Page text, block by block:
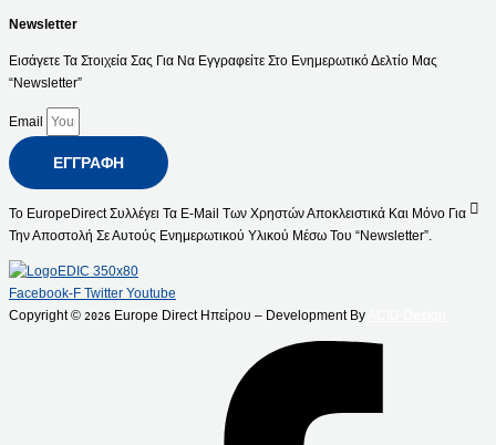
Newsletter
Εισάγετε Τα Στοιχεία Σας Για Να Εγγραφείτε Στο Ενημερωτικό Δελτίο Μας
“Newsletter”
Email
ΕΓΓΡΑΦΉ
Το EuropeDirect Συλλέγει Τα E-Mail Των Χρηστών Αποκλειστικά Και Μόνο Για
Την Αποστολή Σε Αυτούς Ενημερωτικού Υλικού Μέσω Του “Newsletter”.
Facebook-F Twitter Youtube
Copyright © 2026 Europe Direct Ηπείρου – Development By